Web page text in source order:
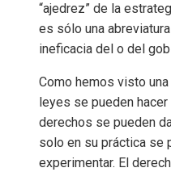
“ajedrez” de la
es sólo una
ineficacia del o del
Como hemos visto
leyes se pueden
derechos se pueden
solo en su práctica se
experimentar. El